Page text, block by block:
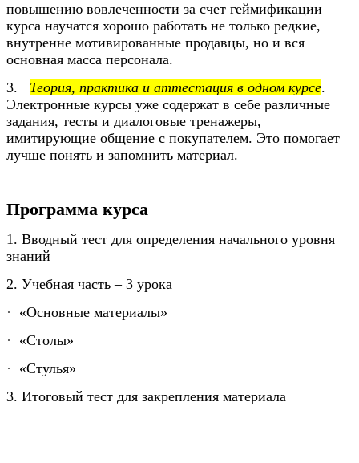
повышению вовлеченности за счет геймификации
курса научатся хорошо работать не только редкие,
внутренне мотивированные продавцы, но и вся
основная масса персонала.
3. Теория, практика и аттестация в одном курсе.
Электронные курсы уже содержат в себе различные
задания, тесты и диалоговые тренажеры,
имитирующие общение с покупателем. Это помогает
лучше понять и запомнить материал.
Программа курса
1. Вводный тест для определения начального уровня
знаний
2. Учебная часть – 3 урока
· «Основные материалы»
· «Столы»
· «Стулья»
3. Итоговый тест для закрепления материала